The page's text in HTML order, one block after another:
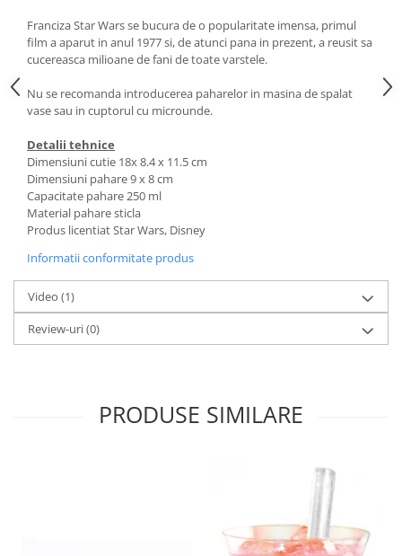
Franciza Star Wars se bucura de o popularitate imensa, primul
film a aparut in anul 1977 si, de atunci pana in prezent, a reusit sa
cucereasca milioane de fani de toate varstele.
Nu se recomanda introducerea paharelor in masina de spalat
vase sau in cuptorul cu microunde.
Detalii tehnice
Dimensiuni cutie 18x 8.4 x 11.5 cm
Dimensiuni pahare 9 x 8 cm
Capacitate pahare 250 ml
Material pahare sticla
Produs licentiat Star Wars, Disney
Informatii conformitate produs
Video (1)
Review-uri(0)
PRODUSE SIMILARE